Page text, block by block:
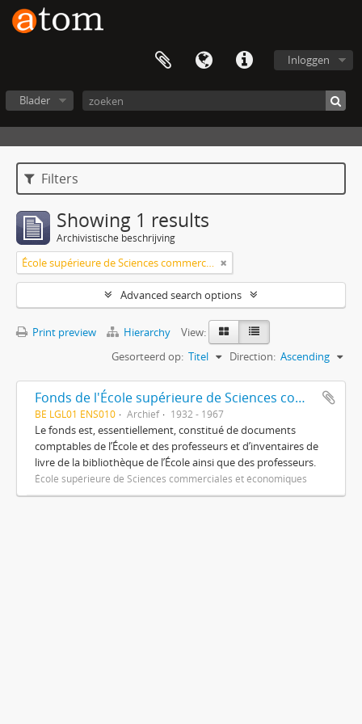
Inloggen
Blader
Filters
Showing 1 results
Archivistische beschrijving
École supérieure de Sciences commerciales et économiques
Advanced search options
Print preview Hierarchy
View:
Gesorteerd op: Titel Direction: Ascending
Fonds de l'École supérieure de Sciences commerciales et économiques
BE LGL01 ENS010 Archief 1932 - 1967
Le fonds est, essentiellement, constitué de documents
comptables de l’École et des professeurs et d’inventaires de
livre de la bibliothèque de l’École ainsi que des professeurs.
École supérieure de Sciences commerciales et économiques